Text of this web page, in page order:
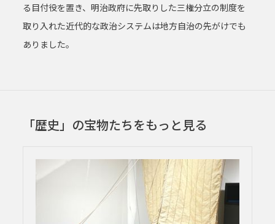
る目付役を置き、明治政府に先取りした三権分立の制度を
取り入れた近代的な政治システムは地方自治の先がけでも
ありました。
「歴史」の宝物たちをもっと見る